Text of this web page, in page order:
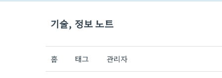
기술, 정보 노트
홈 태그 관리자